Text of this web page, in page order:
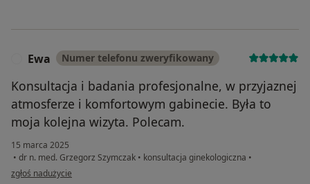
Ewa Numer telefonu zweryfikowany
Konsultacja i badania profesjonalne, w przyjaznej
atmosferze i komfortowym gabinecie. Była to
moja kolejna wizyta. Polecam.
15 marca 2025
• dr n. med. Grzegorz Szymczak • konsultacja ginekologiczna •
w opinii użytkownika Ewa
zgłoś nadużycie